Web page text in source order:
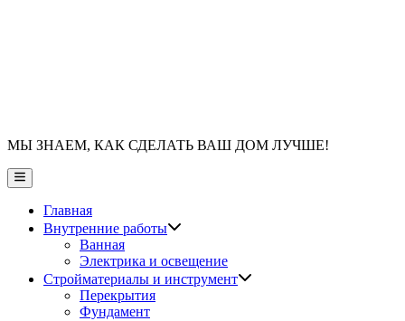
МЫ ЗНАЕМ, КАК СДЕЛАТЬ ВАШ ДОМ ЛУЧШЕ!
Главное
меню
Главная
Внутренние работы
Ванная
Электрика и освещение
Стройматериалы и инструмент
Перекрытия
Фундамент